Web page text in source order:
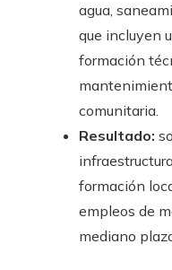
agua,
que incluyen
formación
comunitaria.
Resultado:
formación
empleos de
mediano